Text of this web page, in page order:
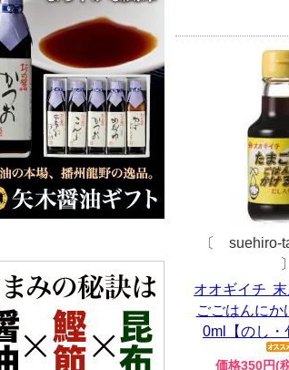
〔 suehiro-
〕
オオギイチ
ごごはんに
0ml【のし・
価格350円(